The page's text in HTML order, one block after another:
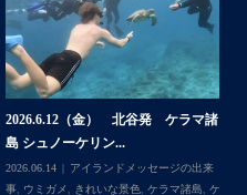
2026.7.23 北谷発 慶良間行き 体
験ダイビング＆シュ...
ケラマ諸島